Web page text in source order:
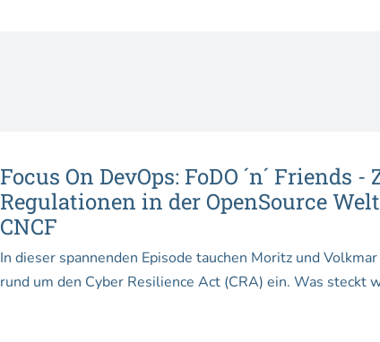
Focus On DevOps: FoDO ´n´ Friends
Regulationen in der OpenSource
CNCF
In dieser spannenden Episode tauchen Moritz und
rund um den Cyber Resilience Act (CRA) ein. Was steckt